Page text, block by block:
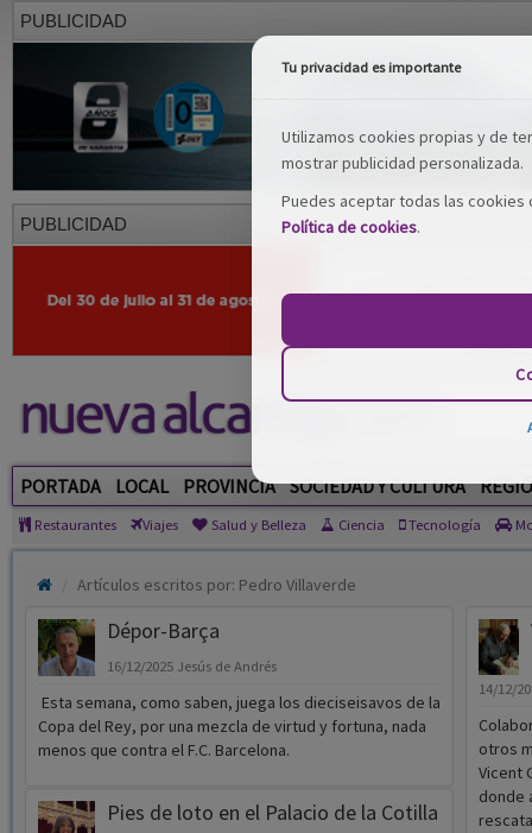
PUBLICIDAD
PUBLICIDAD
PORTADA LOCAL PROVINCIA SOCIEDAD Y CULTURA
Restaurantes Viajes Salud y Belleza Ciencia Tecnología
Artículos escritos por: Pedro Villaverde
Dépor-Barça
16/12/2025 Jesús de Andrés
Esta semana, como saben, juega los dieciseisavos de la
Copa del Rey, por una mezcla de virtud y fortuna, nada
menos que contra el F.C. Barcelona.
Pies de loto en el Palacio de la Cotilla
14/12/
otros
Vicent
donde
Tu privacidad es importante
Utilizamos cookies propias y de
mostrar publicidad personalizada.
Puedes aceptar todas las
Política de cookies.